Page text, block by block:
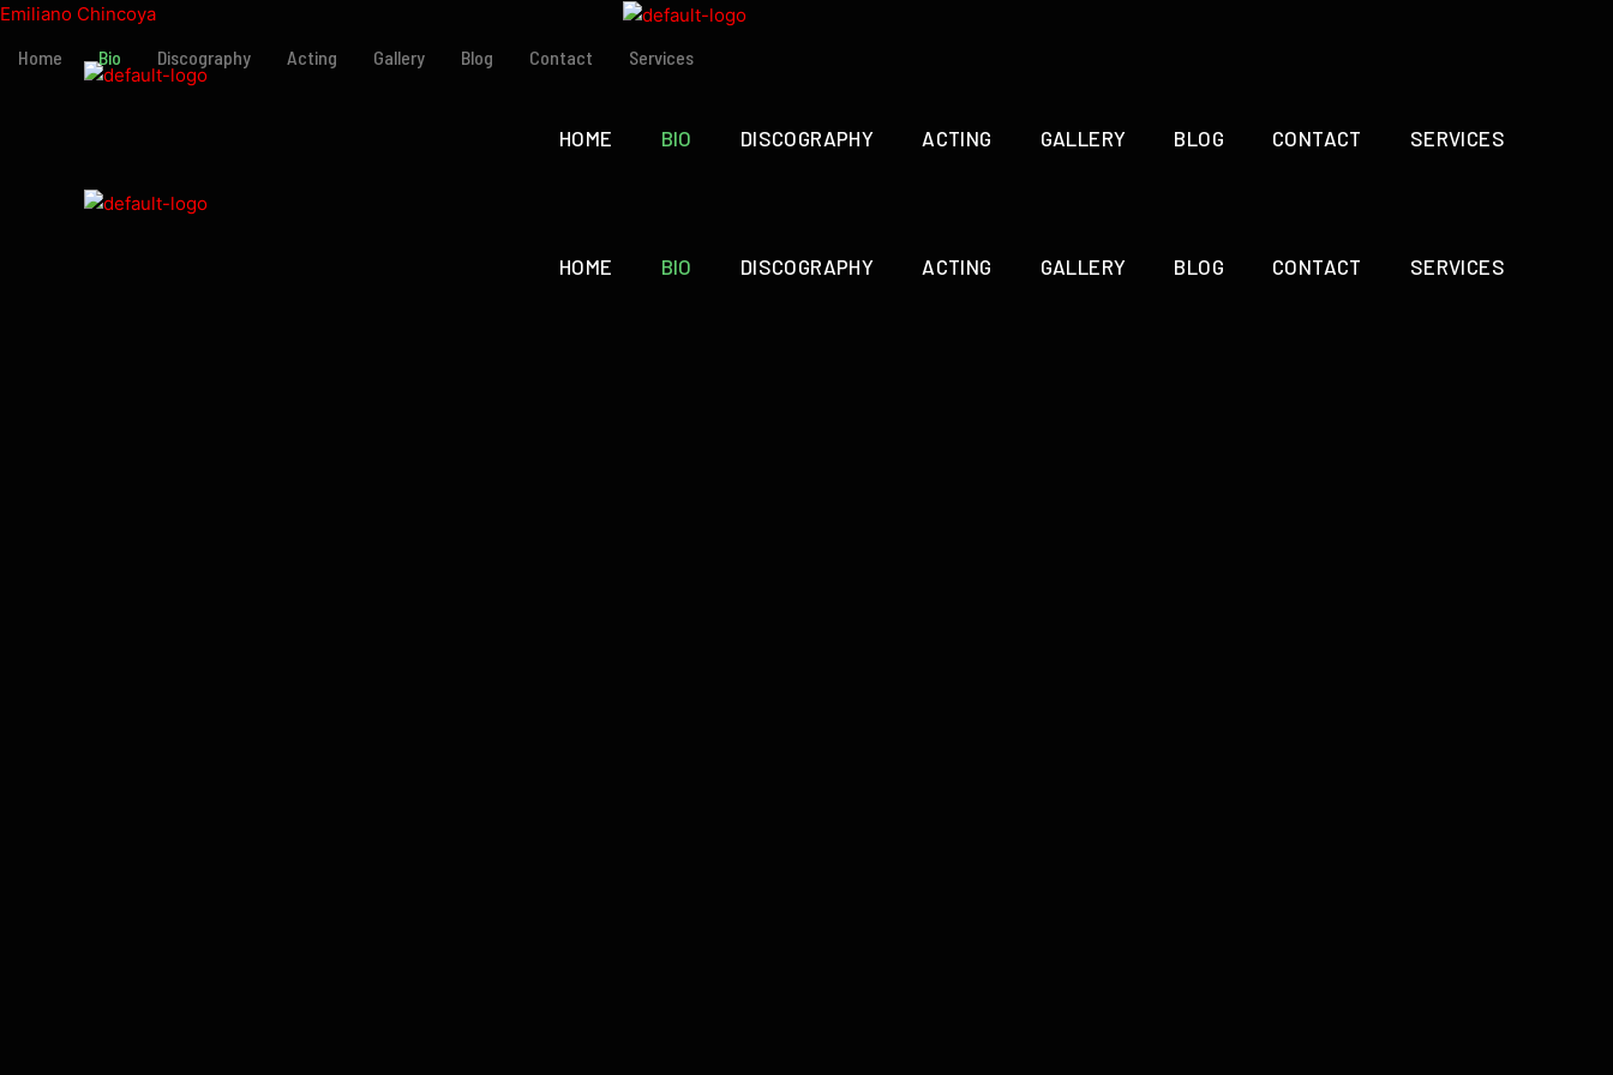
Skip
content
Emiliano Chincoya
HOME BIO DISCOGRAPHY ACTING GALLERY BLOG CONTACT SERVICES
HOME BIO DISCOGRAPHY ACTING GALLERY BLOG CONTACT SERVICES
Home Bio Discography Acting Gallery Blog Contact Services